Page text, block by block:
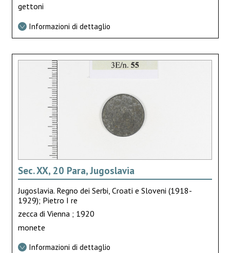
gettoni
Informazioni di dettaglio
Sec. XX, 20 Para, Jugoslavia
Jugoslavia. Regno dei Serbi, Croati e Sloveni (1918-
1929); Pietro I re
zecca di Vienna ; 1920
monete
Informazioni di dettaglio